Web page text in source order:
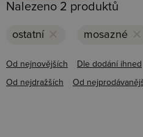
Nalezeno 2 produktů
ostatní clear mosazné clear
Od nejnovějších Dle dodání ihned
Od nejdražších Od